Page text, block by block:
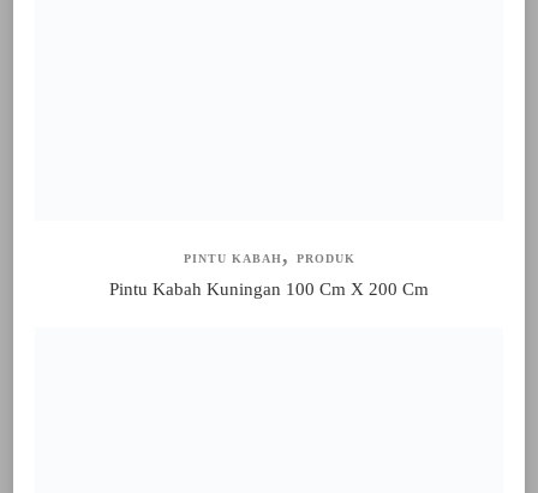
PINTU KABAH PRODUK
Pintu Kabah Kuningan 100 Cm X 200 Cm